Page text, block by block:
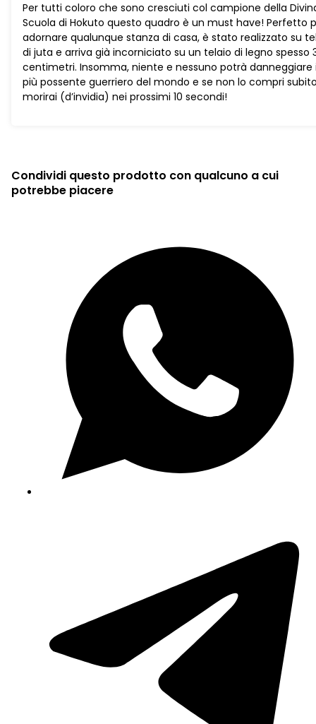
Per tutti coloro che sono cresciuti col campione della
Scuola di Hokuto questo quadro è un must have! Perfetto
adornare qualunque stanza di casa, è stato realizzato su
di juta e arriva già incorniciato su un telaio di legno spesso
centimetri. Insomma, niente e nessuno potrà danneggiare
più possente guerriero del mondo e se non lo compri
morirai (d’invidia) nei prossimi 10 secondi!
Condividi questo prodotto con qualcuno a cui
potrebbe piacere